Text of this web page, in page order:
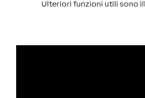
Ulteriori funzioni utili sono